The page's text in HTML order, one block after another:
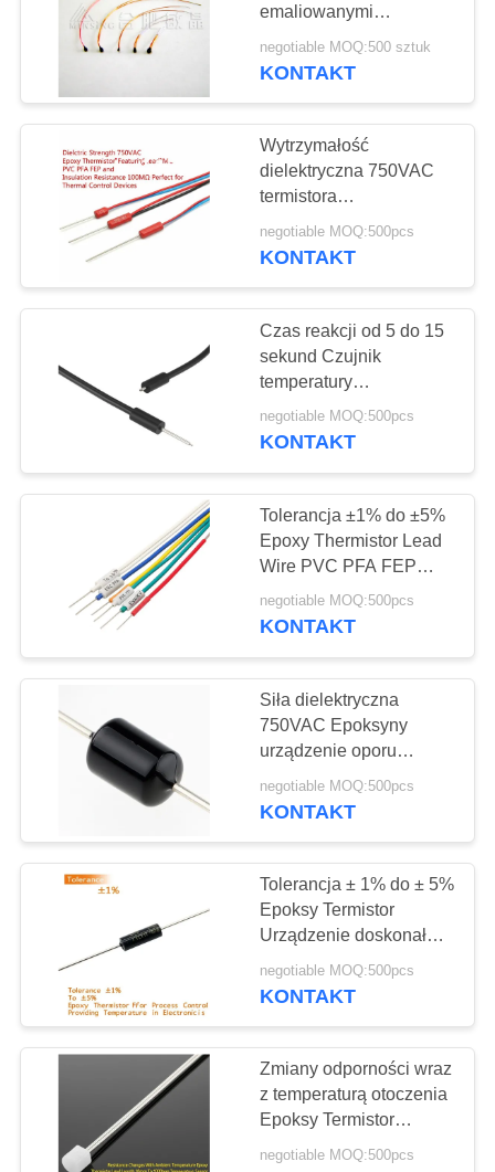
POPROSIĆ
WYCENĘ
SITEMAP
POLICY
Czujnik temperatury
NTC
Medyczny czujnik
temperatury
Termistor cienki
6
Samochodowy
czujnik temperatury
Czujnik temperatury
do montażu
powierzchniowego
emaliowanymi
przewodami ołowiowymi
do termometrów
negotiable MOQ:500 sztuk
KONTAKT
Wytrzymałość
dielektryczna 750VAC
termistora
epoksydowego z
przewodami PVC, PFA,
do urządzeń kontroli
termicznej
negotiable MOQ:500pcs
KONTAKT
Czas reakcji od 5 do 15
sekund Czujnik
temperatury
epoksydowej o
rozmiarze głowy od
wykrywania ciepła w
sprzęcie przemysłowym
negotiable MOQ:500pcs
KONTAKT
Tolerancja ±1% do ±5%
Epoxy Thermistor Lead
Wire PVC PFA FEP
Temperaturowy czujnik
nadający się do
gospodarstwa
domowego
negotiable MOQ:500pcs
KONTAKT
Siła dielektryczna
750VAC Epoksyny
urządzenie oporu
termicznego z oporem
od 0,5KΩ do 2000KΩ
negotiable MOQ:500pcs
KONTAKT
Tolerancja ± 1% do ± 5%
Epoksy Termistor
Urządzenie doskonałe
do kontroli procesu
zapewniające
elektronice
negotiable MOQ:500pcs
KONTAKT
Zmiany odporności wraz
z temperaturą otoczenia
Epoksy Termistor
Długość prowadzenia
negotiable MOQ:500pcs